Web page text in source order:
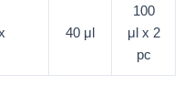
40 μl
100
μl x 2
pc